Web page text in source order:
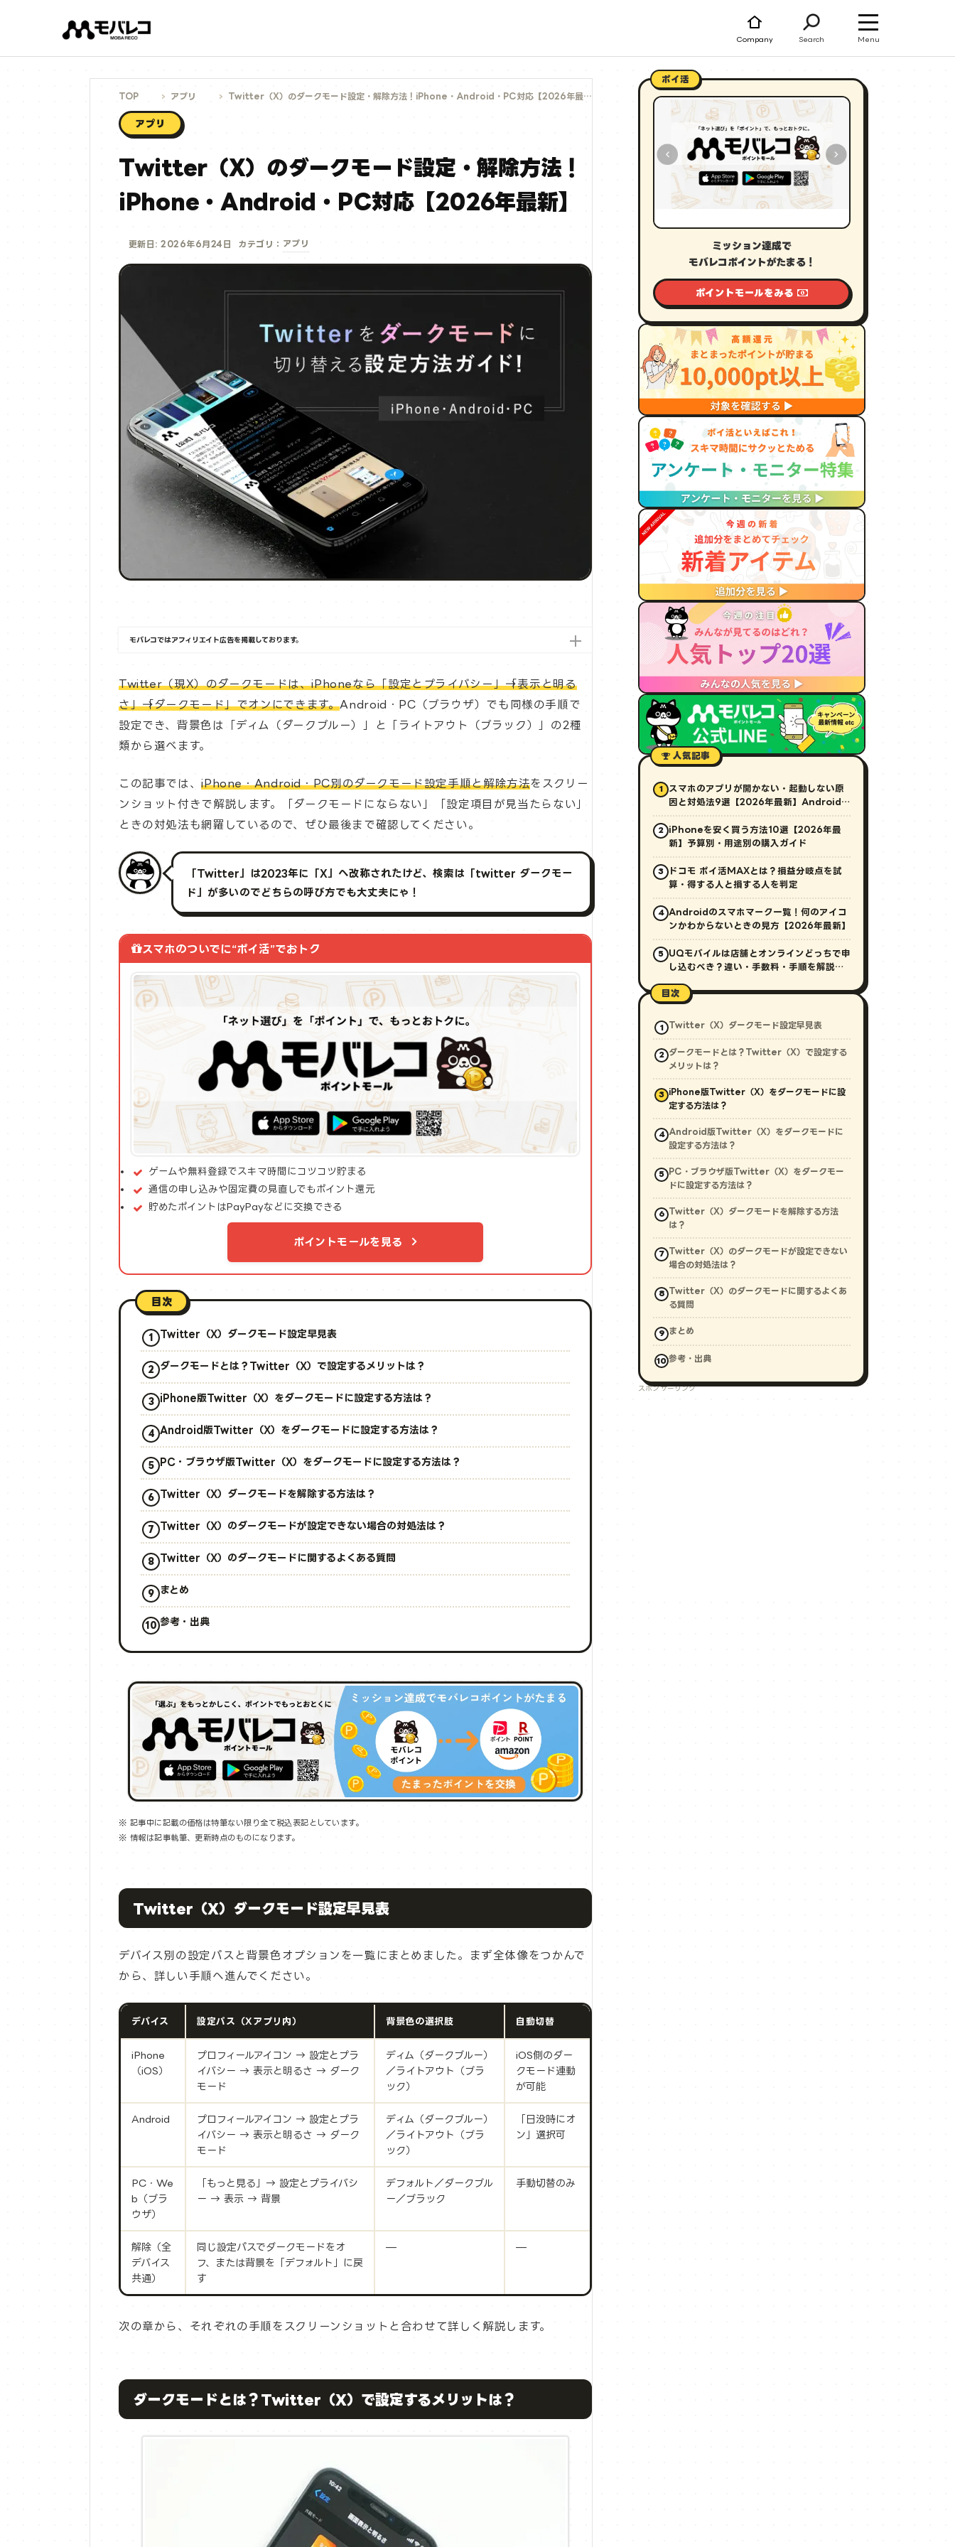
ス
Company Search Menu
TOP アプリ Twitter（X）のダークモード設定・解除方法！iPhone・Android・PC対応【2026年最新】
アプリ
Twitter（X）のダークモード設定・解除方法！
iPhone・Android・PC対応【2026年最新】
更新日: 2026年6月24日 カテゴリ： アプリ
モバレコではアフィリエイト広告を掲載しております。
Twitter（現X）のダークモードは、iPhoneなら「設定とプライバシー」→「表示と明る
さ」→「ダークモード」でオンにできます。Android・PC（ブラウザ）でも同様の手順で
設定でき、背景色は「ディム（ダークブルー）」と「ライトアウト（ブラック）」の2種
類から選べます。
この記事では、iPhone・Android・PC別のダークモード設定手順と解除方法をスクリー
ンショット付きで解説します。「ダークモードにならない」「設定項目が見当たらない」
ときの対処法も網羅しているので、ぜひ最後まで確認してください。
「Twitter」は2023年に「X」へ改称されたけど、検索は「twitter ダークモー
ド」が多いのでどちらの呼び方でも大丈夫にゃ！
スマホのついでに“ポイ活”でおトク
ゲームや無料登録でスキマ時間にコツコツ貯まる
通信の申し込みや固定費の見直しでもポイント還元
貯めたポイントはPayPayなどに交換できる
ポイントモールを見る
目次
Twitter（X）ダークモード設定早見表
ダークモードとは？Twitter（X）で設定するメリットは？
iPhone版Twitter（X）をダークモードに設定する方法は？
Android版Twitter（X）をダークモードに設定する方法は？
PC・ブラウザ版Twitter（X）をダークモードに設定する方法は？
Twitter（X）ダークモードを解除する方法は？
Twitter（X）のダークモードが設定できない場合の対処法は？
Twitter（X）のダークモードに関するよくある質問
まとめ
参考・出典
※ 記事中に記載の価格は特筆ない限り全て税込表記としています。
※ 情報は記事執筆、更新時点のものになります。
Twitter（X）ダークモード設定早見表
デバイス別の設定パスと背景色オプションを一覧にまとめました。まず全体像をつかんで
から、詳しい手順へ進んでください。
デバイス 設定パス（Xアプリ内） 背景色の選択肢 自動切替
iPhone
（iOS）
プロフィールアイコン → 設定とプラ
イバシー → 表示と明るさ → ダーク
モード
ディム（ダークブルー）
／ライトアウト（ブラ
ック）
iOS側のダー
クモード連動
が可能
Android
プロフィールアイコン → 設定とプラ
イバシー → 表示と明るさ → ダーク
モード
ディム（ダークブルー）
／ライトアウト（ブラ
ック）
「日没時にオ
ン」選択可
PC・We
b（ブラ
ウザ）
「もっと見る」→ 設定とプライバシ
ー → 表示 → 背景
デフォルト／ダークブル
ー／ブラック
手動切替のみ
解除（全
デバイス
共通）
同じ設定パスでダークモードをオ
フ、または背景を「デフォルト」に戻
す
— —
次の章から、それぞれの手順をスクリーンショットと合わせて詳しく解説します。
ダークモードとは？Twitter（X）で設定するメリットは？
ポイ活
ミッション達成で
モバレコポイントがたまる！
ポイントモールをみる
人気記事
1
スマホのアプリが開かない・起動しない原
因と対処法9選【2026年最新】Android・
iPhone対応
2
iPhoneを安く買う方法10選【2026年最
新】予算別・用途別の購入ガイド
3
ドコモ ポイ活MAXとは？損益分岐点を試
算・得する人と損する人を判定
4
Androidのスマホマーク一覧！何のアイコ
ンかわからないときの見方【2026年最新】
5
UQモバイルは店舗とオンラインどっちで申
し込むべき？違い・手数料・手順を解説
目次
Twitter（X）ダークモード設定早見表
ダークモードとは？Twitter（X）で設定する
メリットは？
iPhone版Twitter（X）をダークモードに設
定する方法は？
Android版Twitter（X）をダークモードに
設定する方法は？
PC・ブラウザ版Twitter（X）をダークモー
ドに設定する方法は？
Twitter（X）ダークモードを解除する方法
は？
Twitter（X）のダークモードが設定できない
場合の対処法は？
Twitter（X）のダークモードに関するよくあ
る質問
まとめ
参考・出典
スポンサーリンク